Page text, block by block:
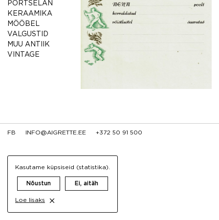
PORTSELAN
KERAAMIKA
MÖÖBEL
VALGUSTID
MUU ANTIIK
VINTAGE
FB INFO@AIGRETTE.EE +372 50 91 500
Kasutame küpsiseid (statistika).
Nõustun Ei, aitäh
Loe lisaks